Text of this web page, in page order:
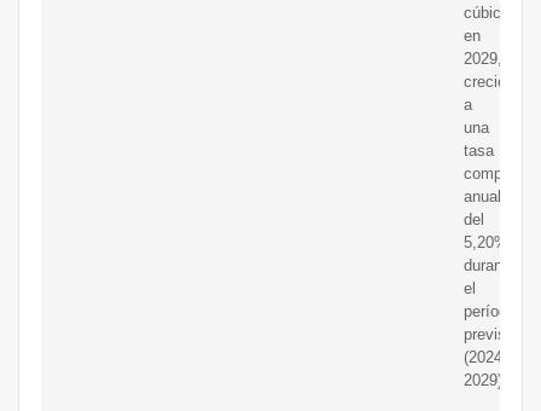
cúbicos
en
2029,
creciendo
a
una
tasa
compuesta
anual
del
5,20%
durante
el
período
previsto
(2024-
2029).